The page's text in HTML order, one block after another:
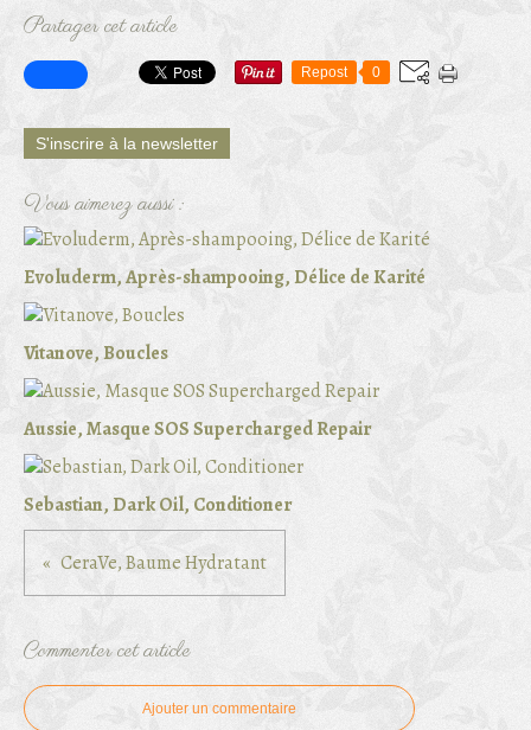
Partager cet article
Repost 0
S'inscrire à la newsletter
Vous aimerez aussi :
Evoluderm, Après-shampooing, Délice de Karité
Vitanove, Boucles
Aussie, Masque SOS Supercharged Repair
Sebastian, Dark Oil, Conditioner
CeraVe, Baume Hydratant
Commenter cet article
Ajouter un commentaire